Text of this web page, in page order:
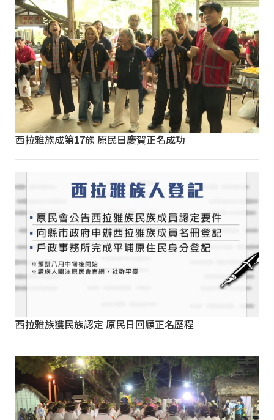
西拉雅族成第17族 原民日慶賀正名成功
西拉雅族獲民族認定 原民日回顧正名歷程